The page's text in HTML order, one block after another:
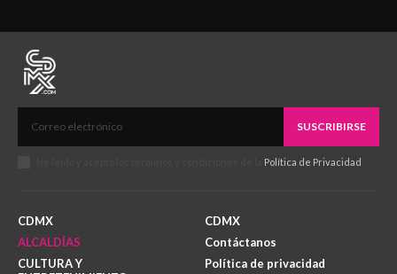
SUSCRIBIRSE
Política de Privacidad
CDMX
ALCALDÍAS
CULTURA Y
CDMX
Contáctanos
Política de privacidad